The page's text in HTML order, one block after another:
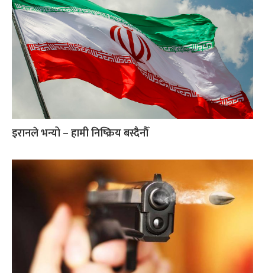
इरानले भन्यो – हामी निष्क्रिय बस्दैनौँ